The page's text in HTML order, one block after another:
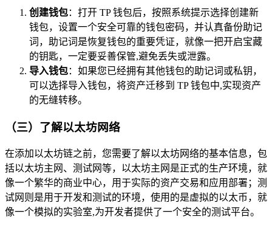
创建钱包：打开 TP 钱包后，按照系统提示选择创建新
钱包，设置一个安全可靠的钱包密码，并认真备份助记
词，助记词是恢复钱包的重要凭证，就像一把开启宝藏
的钥匙，一定要妥善保管,避免丢失或泄露。
导入钱包：如果您已经拥有其他钱包的助记词或私钥，
可以选择导入钱包，将资产迁移到 TP 钱包中,实现资产
的无缝转移。
（三）了解以太坊网络
在添加以太坊链之前，您需要了解以太坊网络的基本信息，包
括以太坊主网、测试网等，以太坊主网是正式的生产环境，就
像一个繁华的商业中心，用于实际的资产交易和应用部署；测
试网则是用于开发和测试的环境，使用的是虚拟的以太币，就
像一个模拟的实验室,为开发者提供了一个安全的测试平台。